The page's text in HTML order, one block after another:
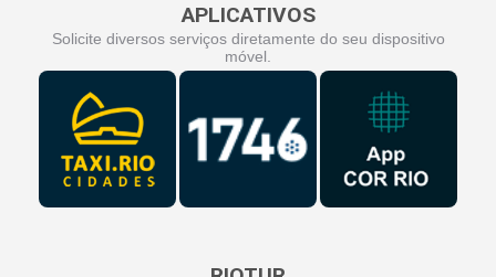
APLICATIVOS
Solicite diversos serviços diretamente do seu dispositivo
móvel.